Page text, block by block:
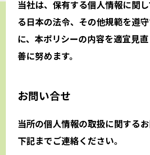
当社は、保有する個人情報に関
る日本の法令、その他規範を遵
に、本ポリシーの内容を適宜見
善に努めます。
お問い合せ
当所の個人情報の取扱に関する
下記までご連絡ください。